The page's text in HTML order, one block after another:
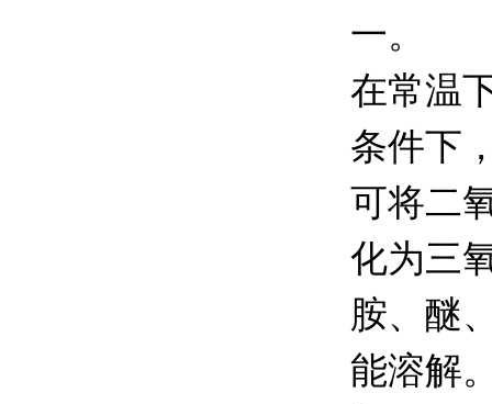
一。
在常温
条件下
可将二
化为三
胺、醚
能溶解